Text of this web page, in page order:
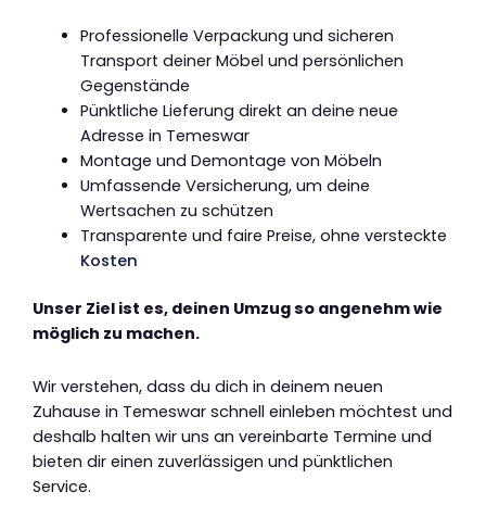
Professionelle Verpackung und sicheren
Transport deiner Möbel und persönlichen
Gegenstände
Pünktliche Lieferung direkt an deine neue
Adresse in Temeswar
Montage und Demontage von Möbeln
Umfassende Versicherung, um deine
Wertsachen zu schützen
Transparente und faire Preise, ohne versteckte
Kosten
Unser Ziel ist es, deinen Umzug so angenehm wie
möglich zu machen.
Wir verstehen, dass du dich in deinem neuen
Zuhause in Temeswar schnell einleben möchtest und
deshalb halten wir uns an vereinbarte Termine und
bieten dir einen zuverlässigen und pünktlichen
Service.